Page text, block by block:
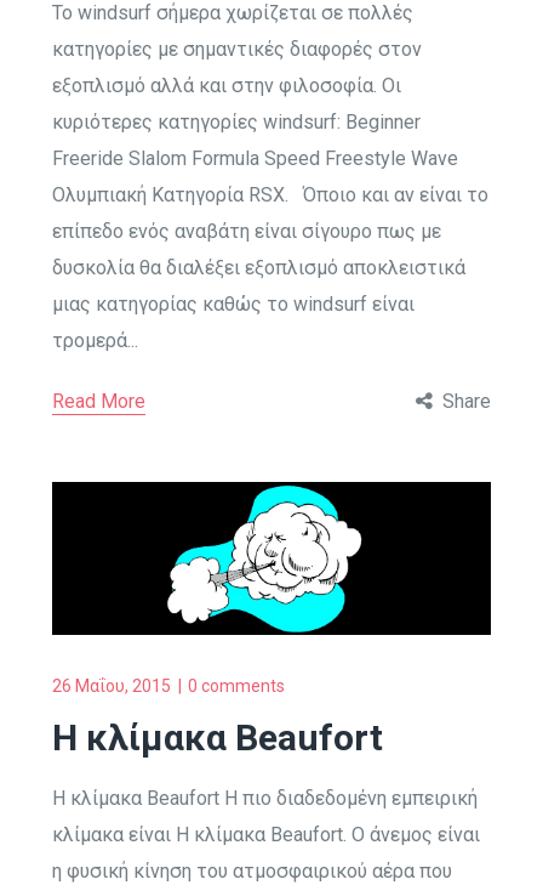
Το windsurf σήμερα χωρίζεται σε πολλές
κατηγορίες με σημαντικές διαφορές στον
εξοπλισμό αλλά και στην φιλοσοφία. Οι
κυριότερες κατηγορίες windsurf: Beginner
Freeride Slalom Formula Speed Freestyle Wave
Ολυμπιακή Κατηγορία RSX. Όποιο και αν είναι το
επίπεδο ενός αναβάτη είναι σίγουρο πως με
δυσκολία θα διαλέξει εξοπλισμό αποκλειστικά
μιας κατηγορίας καθώς το windsurf είναι
τρομερά...
Read More Share
26 Μαΐου, 2015 0 comments
Η κλίμακα Beaufort
Η κλίμακα Beaufort Η πιο διαδεδομένη εμπειρική
κλίμακα είναι Η κλίμακα Beaufort. O άνεμος είναι
η φυσική κίνηση του ατμοσφαιρικού αέρα που